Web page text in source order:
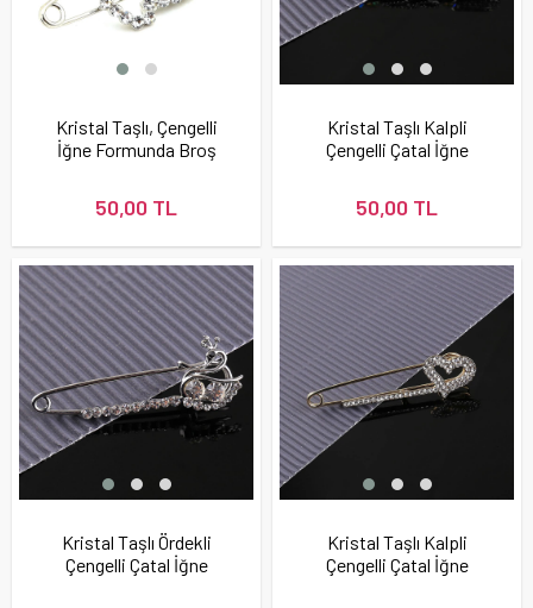
Kristal Taşlı, Çengelli
İğne Formunda Broş
50,00 TL
Kristal Taşlı Kalpli
Çengelli Çatal İğne
50,00 TL
Kristal Taşlı Ördekli
Çengelli Çatal İğne
Kristal Taşlı Kalpli
Çengelli Çatal İğne